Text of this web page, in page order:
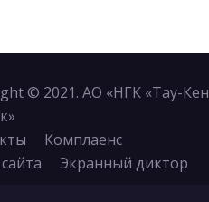
© 2021. АО «НГК «Тау-Кен
Комплаенс
Экранный диктор